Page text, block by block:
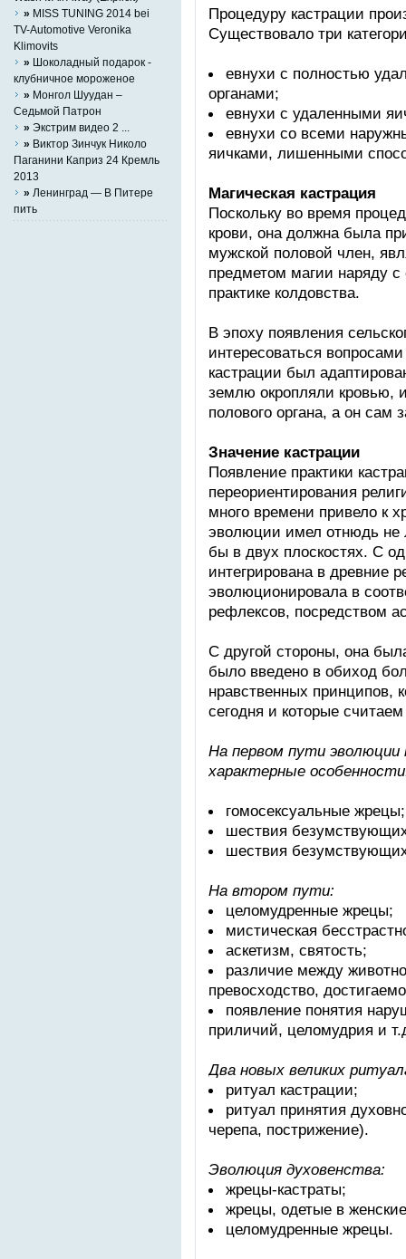
Процедуру кастрации
Существовало три
евнухи с полностью
органами;
евнухи с удаленными
евнухи со всеми
яичками, лишенными
Магическая кастрация
Поскольку во время
крови, она должна была
мужской половой член,
предметом магии наряду
практике колдовства.
В эпоху появления
интересоваться
кастрации был
землю окропляли кровью,
полового органа, а он сам
Значение кастрации
Появление практики
переориентирования
много времени привело к
эволюции имел отнюдь не
бы в двух плоскостях. С
интегрирована в древние
эволюционировала в
рефлексов, посредством
С другой стороны, она
было введено в обиход
нравственных принципов,
сегодня и которые
На первом пути
характерные
гомосексуальные жрецы;
шествия
шествия
На втором пути:
целомудренные жрецы;
мистическая
аскетизм, святость;
различие между
превосходство,
появление понятия
приличий, целомудрия и
Два новых великих
ритуал кастрации;
ритуал принятия
черепа, пострижение).
Эволюция духовенства:
жрецы-кастраты;
жрецы, одетые в
целомудренные жрецы.
» MISS TUNING 2014 bei
TV-Automotive Veronika
Klimovits
» Шоколадный подарок -
клубничное мороженое
» Монгол Шуудан –
Седьмой Патрон
» Экстрим видео 2 ...
» Виктор Зинчук Николо
Паганини Каприз 24 Кремль
2013
» Ленинград — В Питере
пить